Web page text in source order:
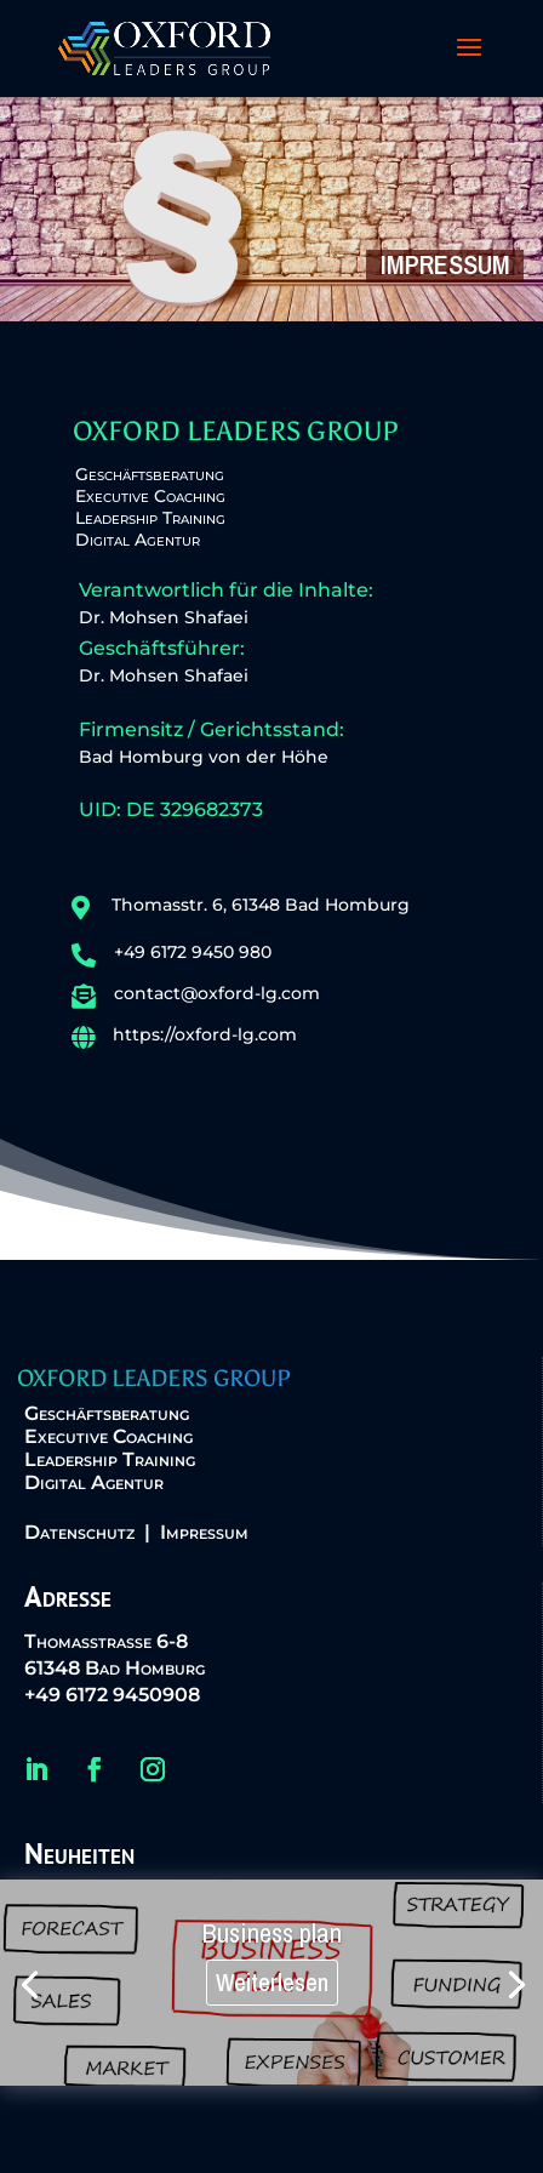
IMPRESSUM
OXFORD LEADERS GROUP
Geschäftsberatung
Executive Coaching
Leadership Training
Digital Agentur
Verantwortlich für die Inhalte:
Dr. Mohsen Shafaei
Geschäftsführer:
Dr. Mohsen Shafaei
Firmensitz / Gerichtsstand:
Bad Homburg von der Höhe
UID: DE 329682373
 Thomasstr. 6, 61348 Bad Homburg
 +49 6172 9450 980
 contact@oxford-lg.com
 https://oxford-lg.com
OXFORD LEADERS GROUP
Geschäftsberatung
Executive Coaching
Leadership Training
Digital Agentur
Datenschutz | Impressum
Adresse
Thomasstraße 6-8
61348 Bad Homburg
+49 6172 9450908
Neuheiten
Business plan
Weiterlesen